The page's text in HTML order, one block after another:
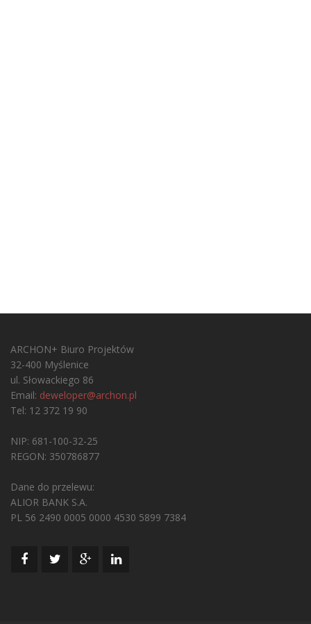
ARCHON+ Biuro Projektów
32-400 Myślenice
ul. Słowackiego 86
Email: deweloper@archon.pl
Tel: 12 372 19 90
NIP: 681-100-32-25
REGON: 350786877
Dane do przelewu:
ALIOR BANK S.A.
PL 56 2490 0005 0000 4530 5899 7384